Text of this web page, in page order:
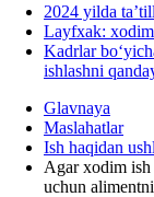
2024 yilda
Layfхak:
Kadrlar
ishlashni
Glavnaya
Maslahatlar
Ish haqidan
Agar хodim ish
uchun